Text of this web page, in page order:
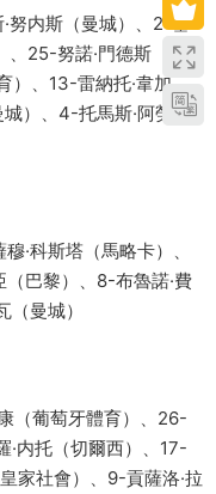
努内斯（曼城）、2-塞
25-努諾·門德斯（巴
）、13-雷納托·韋加
城）、4-托馬斯·阿勞若
·科斯塔（馬略卡）、
巴黎）、8-布魯諾·費
曼城）
（葡萄牙體育）、26-
·内托（切爾西）、17-
家社會）、9-貢薩洛·拉